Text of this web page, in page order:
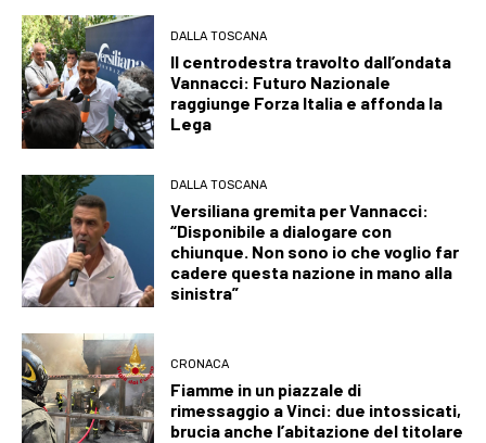
DALLA TOSCANA
Il centrodestra travolto dall’ondata
Vannacci: Futuro Nazionale
raggiunge Forza Italia e affonda la
Lega
DALLA TOSCANA
Versiliana gremita per Vannacci:
“Disponibile a dialogare con
chiunque. Non sono io che voglio far
cadere questa nazione in mano alla
sinistra”
CRONACA
Fiamme in un piazzale di
rimessaggio a Vinci: due intossicati,
brucia anche l’abitazione del titolare